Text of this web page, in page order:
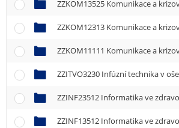
ZZINF23512 Informatika ve
ZZINF13512 Informatika ve